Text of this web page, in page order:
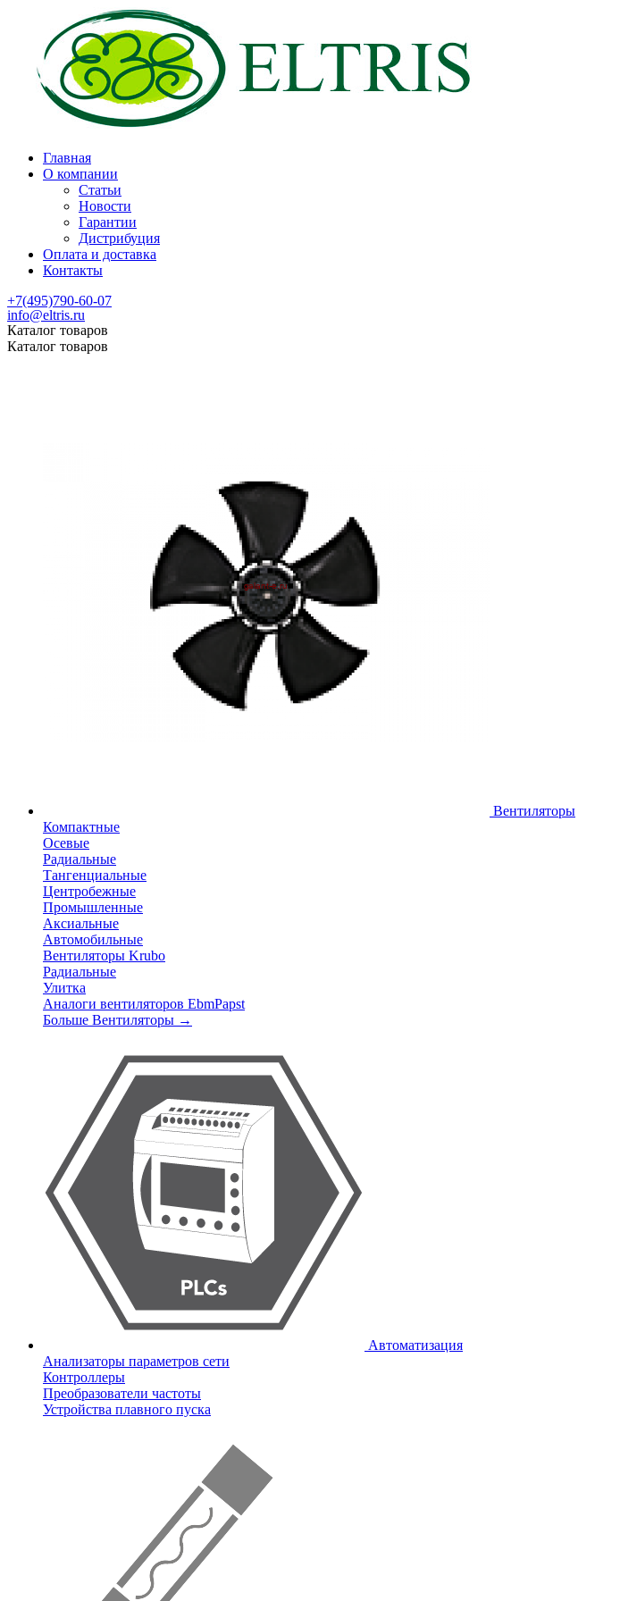
Главная
О компании
Статьи
Новости
Гарантии
Дистрибуция
Оплата и доставка
Контакты
+7(495)790-60-07
info@eltris.ru
Каталог товаров
Каталог товаров
Вентиляторы
Компактные
Осевые
Радиальные
Тангенциальные
Центробежные
Промышленные
Аксиальные
Автомобильные
Вентиляторы Krubo
Радиальные
Улитка
Аналоги вентиляторов EbmPapst
Больше Вентиляторы →
Автоматизация
Анализаторы параметров сети
Контроллеры
Преобразователи частоты
Устройства плавного пуска